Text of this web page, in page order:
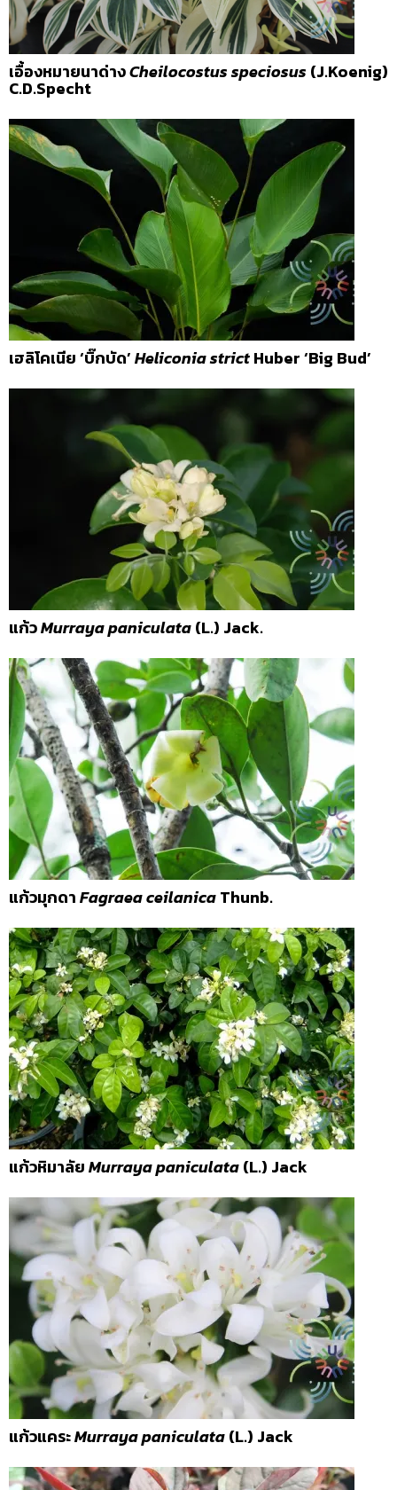
เอื้องหมายนาด่างCheilocostus speciosus (J.Koenig)
C.D.Specht
เฮลิโคเนีย ‘บิ๊กบัด’Heliconia strictHuber ‘Big Bud’
แก้วMurraya paniculata(L.) Jack.
แก้วมุกดาFagraea ceilanicaThunb.
แก้วหิมาลัยMurraya paniculata(L.) Jack
แก้วแคระMurraya paniculata(L.) Jack